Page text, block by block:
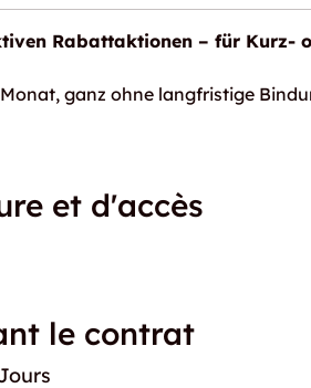
Rabattaktionen – für Kurz-
ganz ohne langfristige
et d'accès
le contrat